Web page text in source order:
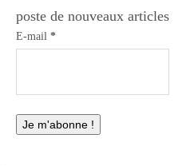
poste de nouveaux articles
E-mail *